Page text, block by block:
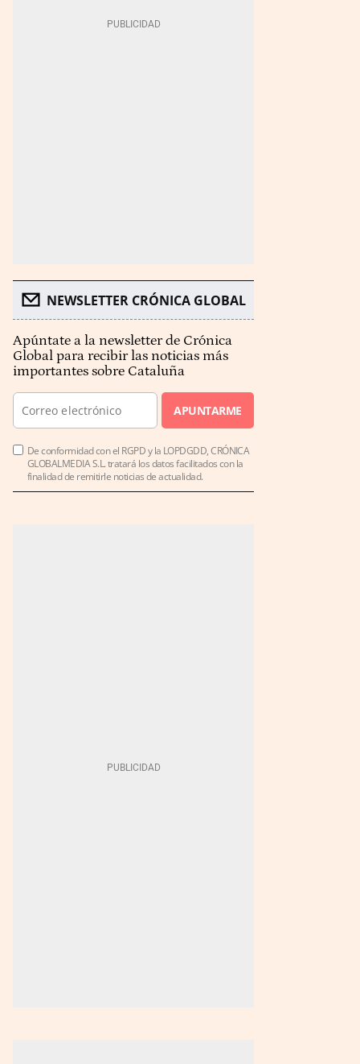
NEWSLETTER CRÓNICA GLOBAL
Apúntate a la newsletter de Crónica
Global para recibir las noticias más
importantes sobre Cataluña
APUNTARME
De conformidad con el RGPD y la LOPDGDD, CRÓNICA
GLOBALMEDIA S.L. tratará los datos facilitados con la
finalidad de remitirle noticias de actualidad.